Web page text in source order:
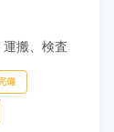
搬、 検査
備